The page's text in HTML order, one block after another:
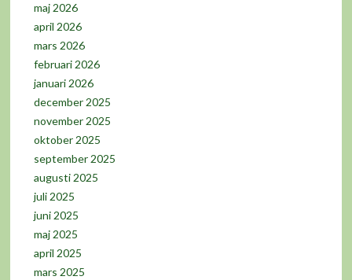
maj 2026
april 2026
mars 2026
februari 2026
januari 2026
december 2025
november 2025
oktober 2025
september 2025
augusti 2025
juli 2025
juni 2025
maj 2025
april 2025
mars 2025